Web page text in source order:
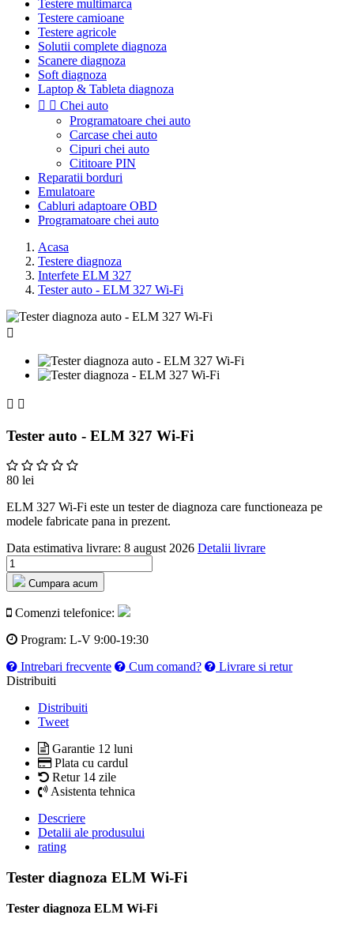
Testere multimarca
Testere camioane
Testere agricole
Solutii complete diagnoza
Scanere diagnoza
Soft diagnoza
Laptop & Tableta diagnoza
  Chei auto
Programatoare chei auto
Carcase chei auto
Cipuri chei auto
Cititoare PIN
Reparatii borduri
Emulatoare
Cabluri adaptoare OBD
Programatoare chei auto
Acasa
Testere diagnoza
Interfete ELM 327
Tester auto - ELM 327 Wi-Fi

 
Tester auto - ELM 327 Wi-Fi
80 lei
ELM 327 Wi-Fi este un tester de diagnoza care functioneaza pe
modele fabricate pana in prezent.
Data estimativa livrare: 8 august 2026 Detalii livrare
Cumpara acum
Comenzi telefonice:
Program: L-V 9:00-19:30
Intrebari frecvente
Cum comand?
Livrare si retur
Distribuiti
Distribuiti
Tweet
Garantie 12 luni
Plata cu cardul
Retur 14 zile
Asistenta tehnica
Descriere
Detalii ale produsului
rating
Tester diagnoza ELM Wi-Fi
Tester diagnoza ELM Wi-Fi